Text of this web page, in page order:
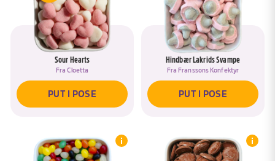
Sour Hearts
FraCloetta
PUT I POSE
Hindbær Lakrids Svampe
Fra Franssons Konfektyr
PUT I POSE